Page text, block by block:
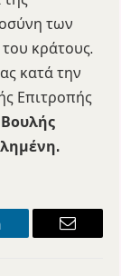
των
κράτους.
κατά την
Επιτροπής
Email